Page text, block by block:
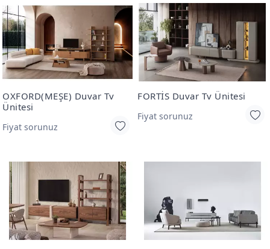
OXFORD(MEŞE) Duvar Tv
Ünitesi
Fiyat sorunuz
FORTİS Duvar Tv Ünitesi
Fiyat sorunuz